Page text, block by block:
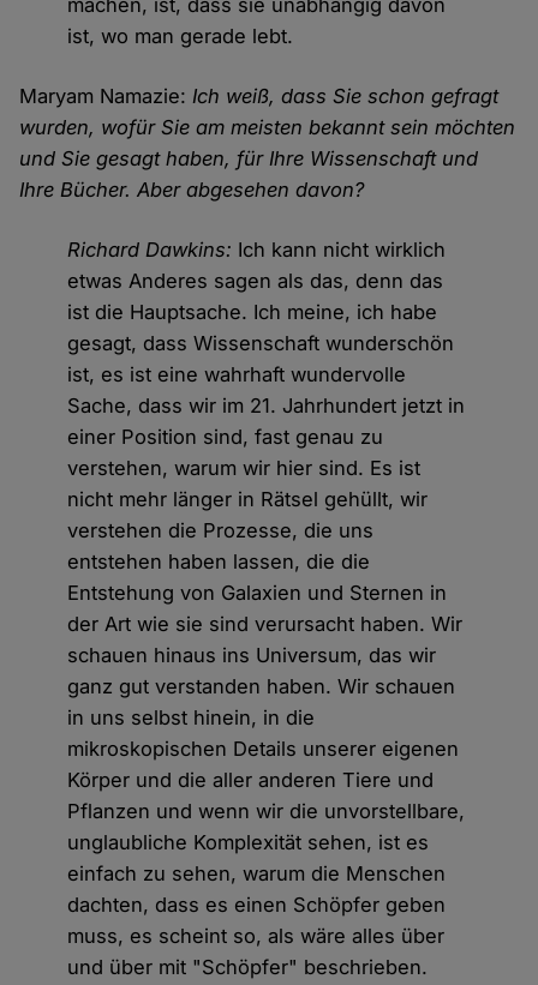
machen, ist, dass sie unabhängig davon
ist, wo man gerade lebt.
Maryam Namazie:Ich weiß, dass Sie schon gefragt
wurden, wofür Sie am meisten bekannt sein möchten
und Sie gesagt haben, für Ihre Wissenschaft und
Ihre Bücher. Aber abgesehen davon?
Richard Dawkins: Ich kann nicht wirklich
etwas Anderes sagen als das, denn das
ist die Hauptsache. Ich meine, ich habe
gesagt, dass Wissenschaft wunderschön
ist, es ist eine wahrhaft wundervolle
Sache, dass wir im 21. Jahrhundert jetzt in
einer Position sind, fast genau zu
verstehen, warum wir hier sind. Es ist
nicht mehr länger in Rätsel gehüllt, wir
verstehen die Prozesse, die uns
entstehen haben lassen, die die
Entstehung von Galaxien und Sternen in
der Art wie sie sind verursacht haben. Wir
schauen hinaus ins Universum, das wir
ganz gut verstanden haben. Wir schauen
in uns selbst hinein, in die
mikroskopischen Details unserer eigenen
Körper und die aller anderen Tiere und
Pflanzen und wenn wir die unvorstellbare,
unglaubliche Komplexität sehen, ist es
einfach zu sehen, warum die Menschen
dachten, dass es einen Schöpfer geben
muss, es scheint so, als wäre alles über
und über mit "Schöpfer" beschrieben.